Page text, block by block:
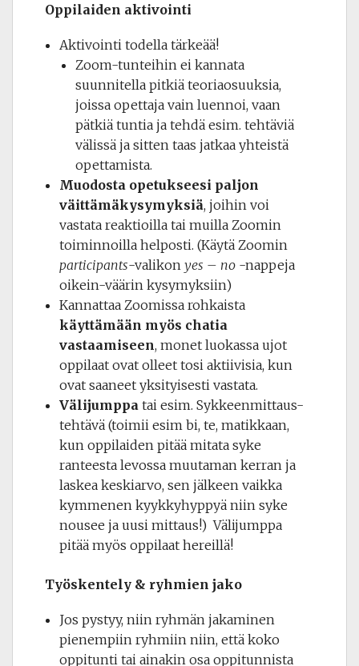
Oppilaiden aktivointi
Aktivointi todella tärkeää!
Zoom-tunteihin ei kannata
suunnitella pitkiä teoriaosuuksia,
joissa opettaja vain luennoi, vaan
pätkiä tuntia ja tehdä esim. tehtäviä
välissä ja sitten taas jatkaa yhteistä
opettamista.
Muodosta opetukseesi paljon
väittämäkysymyksiä, joihin voi
vastata reaktioilla tai muilla Zoomin
toiminnoilla helposti. (Käytä Zoomin
participants-valikon yes – no-nappeja
oikein-väärin kysymyksiin)
Kannattaa Zoomissa rohkaista
käyttämään myös chatia
vastaamiseen, monet luokassa ujot
oppilaat ovat olleet tosi aktiivisia, kun
ovat saaneet yksityisesti vastata.
Välijumppa tai esim. Sykkeenmittaus-
tehtävä (toimii esim bi, te, matikkaan,
kun oppilaiden pitää mitata syke
ranteesta levossa muutaman kerran ja
laskea keskiarvo, sen jälkeen vaikka
kymmenen kyykkyhyppyä niin syke
nousee ja uusi mittaus!) Välijumppa
pitää myös oppilaat hereillä!
Työskentely & ryhmien jako
Jos pystyy, niin ryhmän jakaminen
pienempiin ryhmiin niin, että koko
oppitunti tai ainakin osa oppitunnista